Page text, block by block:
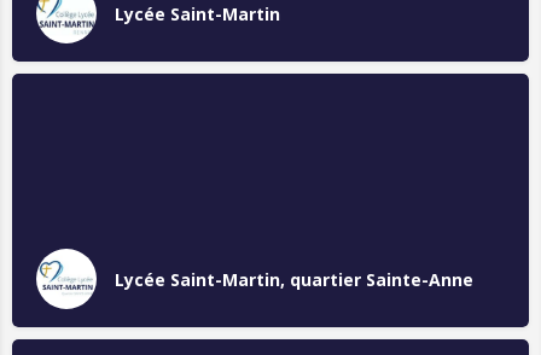
Lycée Saint-Martin
Lycée Saint-Martin, quartier Sainte-Anne